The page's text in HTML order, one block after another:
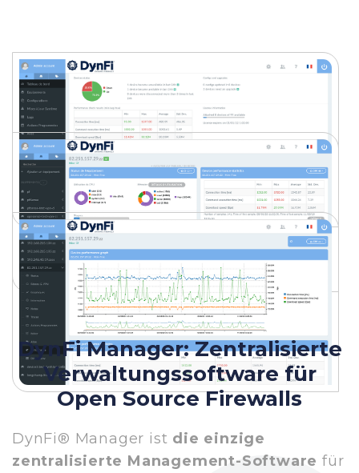
DynFi Manager: Zentralisierte
Verwaltungssoftware für
Open Source Firewalls
DynFi® Manager ist die einzige
zentralisierte Management-Software für